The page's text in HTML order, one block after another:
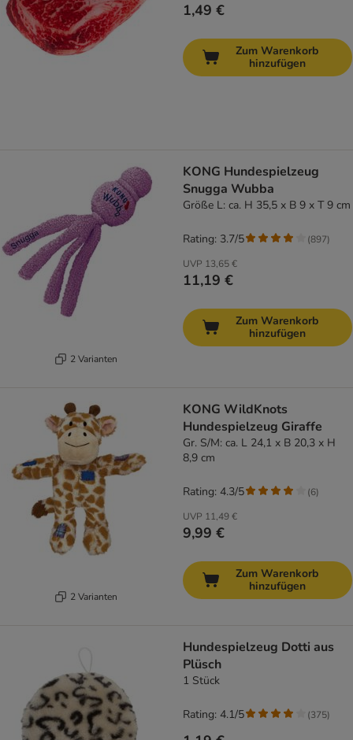
1,49 €
Zum Warenkorb
hinzufügen
2 Varianten
KONG Hundespielzeug
Snugga Wubba
Größe L: ca. H 35,5 x B 9 x T 9 cm
UVP 13,65 €
11,19 €
Rating: 3.7/5 (897)
Zum Warenkorb
hinzufügen
2 Varianten
KONG WildKnots
Hundespielzeug Giraffe
Gr. S/M: ca. L 24,1 x B 20,3 x H
8,9 cm
UVP 11,49 €
9,99 €
Rating: 4.3/5 (6)
Zum Warenkorb
hinzufügen
Hundespielzeug Dotti aus
Plüsch
1 Stück
Rating: 4.1/5 (375)